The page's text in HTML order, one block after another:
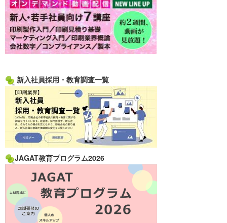
新入社員採用・教育調査一覧
JAGAT教育プログラム2026